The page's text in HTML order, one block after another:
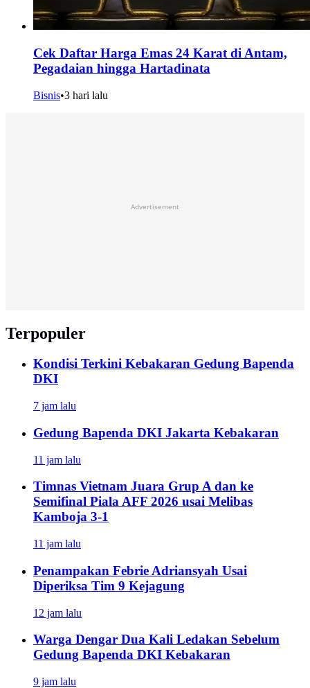
Cek Daftar Harga Emas 24 Karat di Antam,
Pegadaian hingga Hartadinata
Bisnis•3 hari lalu
Advertisement
Terpopuler
Kondisi Terkini Kebakaran Gedung Bapenda
DKI
7 jam lalu
Gedung Bapenda DKI Jakarta Kebakaran
11 jam lalu
Timnas Vietnam Juara Grup A dan ke
Semifinal Piala AFF 2026 usai Melibas
Kamboja 3-1
11 jam lalu
Penampakan Febrie Adriansyah Usai
Diperiksa Tim 9 Kejagung
12 jam lalu
Warga Dengar Dua Kali Ledakan Sebelum
Gedung Bapenda DKI Kebakaran
9 jam lalu